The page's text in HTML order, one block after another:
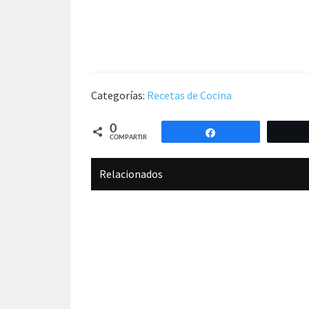
Categorías: Recetas de Cocina
0
COMPARTIR
Relacionados